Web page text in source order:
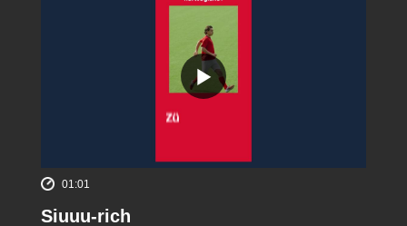
01:01
Siuuu-rich